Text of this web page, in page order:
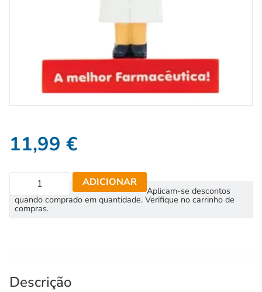
11,99 €
ADICIONAR
Aplicam-se descontos
quando comprado em quantidade. Verifique no carrinho de
compras.
Descrição